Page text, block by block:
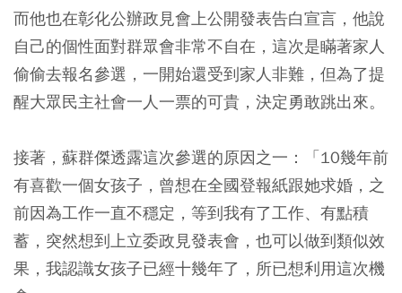
而他也在彰化公辦政見會上公開發表告白宣言，他說
自己的個性面對群眾會非常不自在，這次是瞞著家人
偷偷去報名參選，一開始還受到家人非難，但為了提
醒大眾民主社會一人一票的可貴，決定勇敢跳出來。
接著，蘇群傑透露這次參選的原因之一：「10幾年前
有喜歡一個女孩子，曾想在全國登報紙跟她求婚，之
前因為工作一直不穩定，等到我有了工作、有點積
蓄，突然想到上立委政見發表會，也可以做到類似效
果，我認識女孩子已經十幾年了，所已想利用這次機